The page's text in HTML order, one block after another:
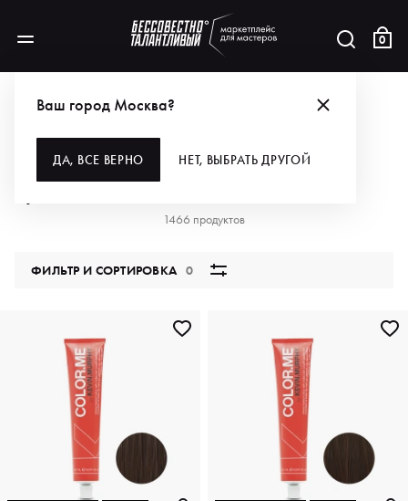
0
Ваш город Москва?
ДА, ВСЕ ВЕРНО НЕТ, ВЫБРАТЬ ДРУГОЙ
ДЕНЬ ПАРИКМАХЕРА — ИГРАЙ С
1466 продуктов
ФИЛЬТР И СОРТИРОВКА0